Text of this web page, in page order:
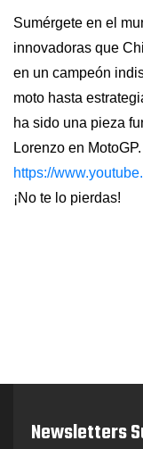
Sumérgete en el
innovadoras que
en un campeón
moto hasta
ha sido una pieza
Lorenzo en MotoGP.
https://
¡No te lo pierdas!
Newsletters